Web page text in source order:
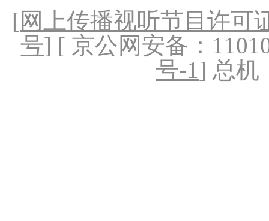
[网上传播视听节目许可
号] [ 京公网安备：
号-1] 总机